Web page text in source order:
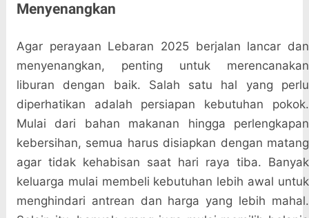
Menyenangkan
Agar perayaan Lebaran 2025 berjalan lancar dan
menyenangkan, penting untuk merencanakan
liburan dengan baik. Salah satu hal yang perlu
diperhatikan adalah persiapan kebutuhan pokok.
Mulai dari bahan makanan hingga perlengkapan
kebersihan, semua harus disiapkan dengan matang
agar tidak kehabisan saat hari raya tiba. Banyak
keluarga mulai membeli kebutuhan lebih awal untuk
menghindari antrean dan harga yang lebih mahal.